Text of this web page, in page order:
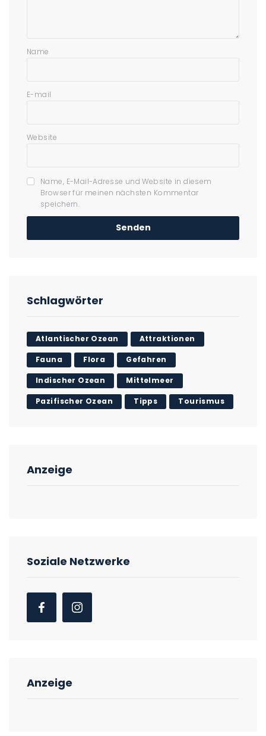
Name
E-mail
Website
Name, E-Mail-Adresse und Website in diesem
Browser für meinen nächsten Kommentar
speichern.
Schlagwörter
Atlantischer Ozean Attraktionen
Fauna Flora Gefahren
Indischer Ozean Mittelmeer
Pazifischer Ozean Tipps Tourismus
Anzeige
Soziale Netzwerke
Anzeige